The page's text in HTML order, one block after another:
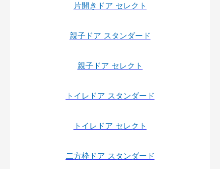
片開きドア セレクト
親子ドア スタンダード
親子ドア セレクト
トイレドア スタンダード
トイレドア セレクト
二方枠ドア スタンダード